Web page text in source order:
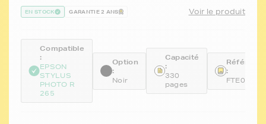
EN STOCK GARANTIE 2 ANS Voir le produit
Compatible
:
EPSON
STYLUS
PHOTO R
265
Option
:
Noir
Capacité
:
330
pages
:
FTE0801